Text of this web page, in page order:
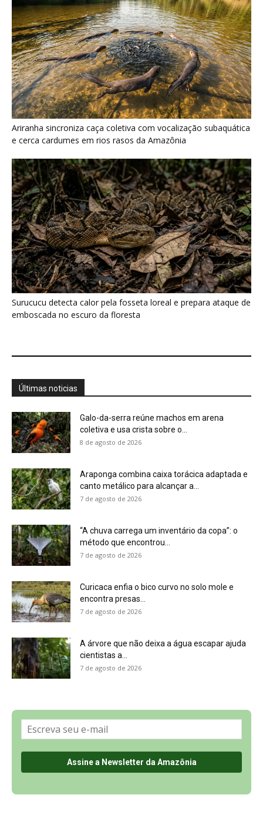
Surucucu detecta calor pela fosseta loreal e prepara ataque de
emboscada no escuro da floresta
Últimas noticias
Galo-da-serra reúne machos em arena
coletiva e usa crista sobre o...
8 de agosto de 2026
Araponga combina caixa torácica adaptada e
canto metálico para alcançar a...
7 de agosto de 2026
Curicaca enfia o bico curvo no solo mole e
7 de agosto de 2026
7 de agosto de 2026
Política de Privacidade, LGPD e RGPD
Termos de Serviço
Últimas Notícias
🌎 Español